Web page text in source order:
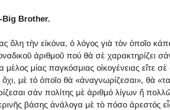
Big Brother.
ὅλη τὴν εἰκόνα, ὁ λόγος γιὰ τὸν ὁποῖο
ἀριθμοῦ πού θὰ σὲ χαρακτηρίζει
μὲλος μίας παγκόσμιας οἰκογένειας εἴτε
μὲ τὀ ὁποῖο θὰ «ἀναγνωρίζεσαι», θὰ
σάν πολίτης μὲ ἀριθμό λίγων ἤ
βάσης ἀνάλογα μὲ τὸ πόσο ἀρεστός